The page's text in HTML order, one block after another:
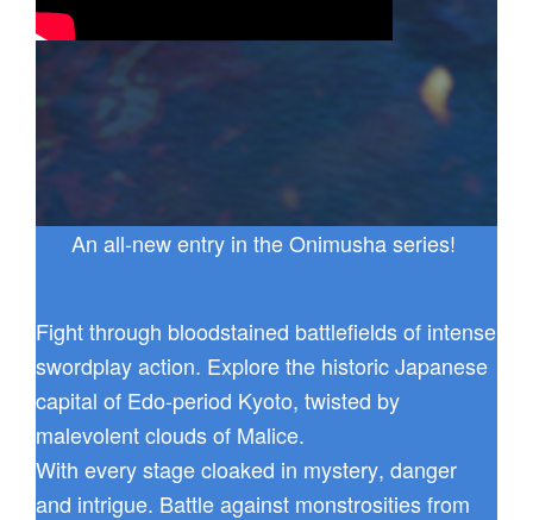
An all-new entry in the Onimusha series!
Fight through bloodstained battlefields of intense
swordplay action. Explore the historic Japanese
capital of Edo-period Kyoto, twisted by
malevolent clouds of Malice.
With every stage cloaked in mystery, danger
and intrigue. Battle against monstrosities from